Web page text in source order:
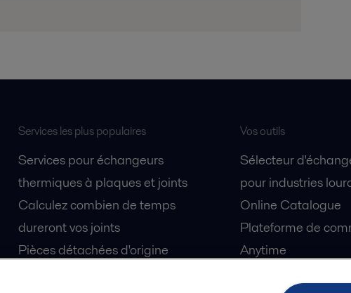
Services les plus populaires
Services pour échangeurs
thermiques à plaques et joints
Calculez combien de temps
dureront vos joints
Pièces détachées d'origine
Vos outils
Sélecteur
pour industries
Online Catalogue
Plateforme de
Anytime